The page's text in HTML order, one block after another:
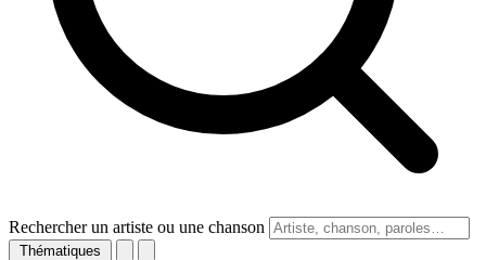
Rechercher un artiste ou une chanson
Thématiques